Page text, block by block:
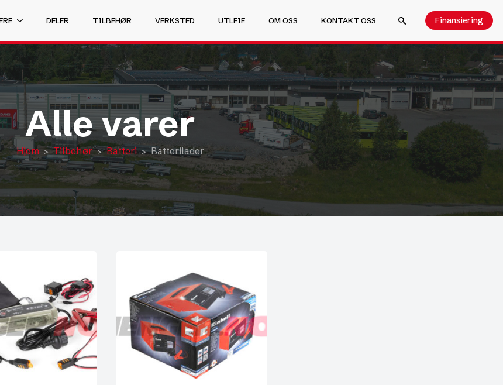
DELER TILBEHØR VERKSTED UTLEIE OM OSS
KONTAKT OSS
Finansiering
Alle varer
Hjem Tilbehør Batteri Batterilader